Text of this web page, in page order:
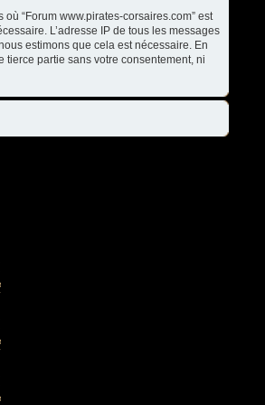
“Forum www.pirates-corsaires.com” est
L’adresse IP de tous les messages
estimons que cela est nécessaire. En
tierce partie sans votre consentement, ni